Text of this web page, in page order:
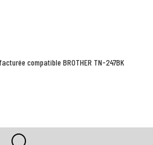
compatible BROTHER TN-247BK